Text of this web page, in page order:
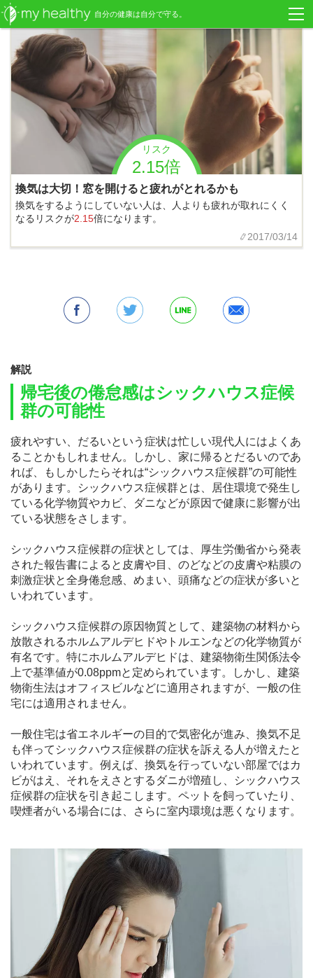
リスク
2.15倍
換気は大切！窓を開けると疲れがとれるかも
換気をするようにしていない人は、人よりも疲れが取れにくく
なるリスクが2.15倍になります。
2017/03/14
解説
帰宅後の倦怠感はシックハウス症候
群の可能性
疲れやすい、だるいという症状は忙しい現代人にはよくあ
ることかもしれません。しかし、家に帰るとだるいのであ
れば、もしかしたらそれは“シックハウス症候群”の可能性
があります。シックハウス症候群とは、居住環境で発生し
ている化学物質やカビ、ダニなどが原因で健康に影響が出
ている状態をさします。
シックハウス症候群の症状としては、厚生労働省から発表
された報告書によると皮膚や目、のどなどの皮膚や粘膜の
刺激症状と全身倦怠感、めまい、頭痛などの症状が多いと
いわれています。
シックハウス症候群の原因物質として、建築物の材料から
放散されるホルムアルデヒドやトルエンなどの化学物質が
有名です。特にホルムアルデヒドは、建築物衛生関係法令
上で基準値が0.08ppmと定められています。しかし、建築
物衛生法はオフィスビルなどに適用されますが、一般の住
宅には適用されません。
一般住宅は省エネルギーの目的で気密化が進み、換気不足
も伴ってシックハウス症候群の症状を訴える人が増えたと
いわれています。例えば、換気を行っていない部屋ではカ
ビがはえ、それをえさとするダニが増殖し、シックハウス
症候群の症状を引き起こします。ペットを飼っていたり、
喫煙者がいる場合には、さらに室内環境は悪くなります。
自分の健康は自分で守る。